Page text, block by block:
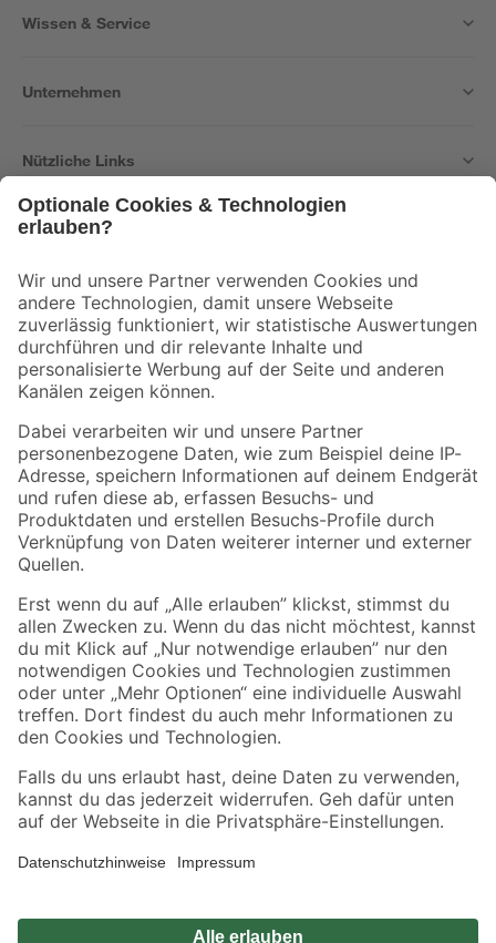
Wissen & Service
Unternehmen
Nützliche Links
Der toom Newsletter: Keine Angebote und Aktionen mehr verpassen!
Zur Newsletter Anmeldung
Folge uns
Zahlungsarten Versandarten
Sicher einkaufen
Jetzt die toom-App herunterladen
Alle Preisangaben in EUR inkl. gesetzl. MwSt.. Die dargestellten Angebote sind unter
Umständen nicht in allen Märkten verfügbar. Die angegebenen Verfügbarkeiten beziehen
Produkte nur solange der Vorrat reicht.
*Paketversand ab 59 € versandkostenfrei, gilt nicht für Artikel mit Speditionsversand, hier
Privatsphäre Impressum